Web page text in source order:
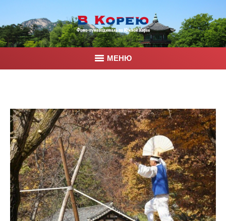
МЕНЮ
Корея
Фото
Контакты